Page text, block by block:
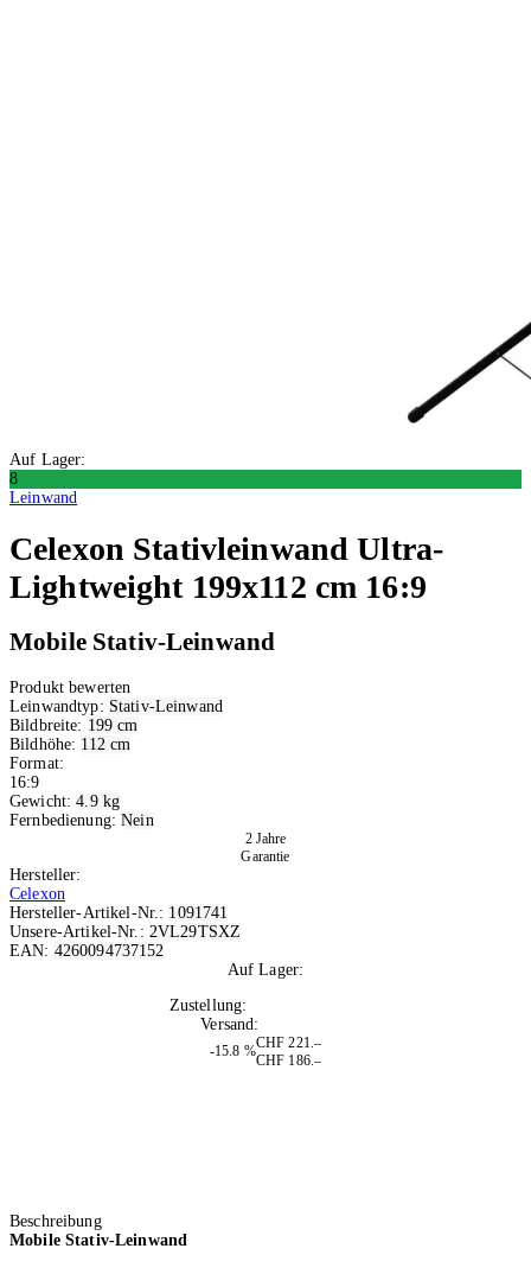
Auf Lager:
8
Leinwand
Celexon Stativleinwand Ultra-
Lightweight 199x112 cm 16:9
Mobile Stativ-Leinwand
Produkt bewerten
Leinwandtyp: Stativ-Leinwand
Bildbreite: 199 cm
Bildhöhe: 112 cm
Format:
16:9
Gewicht:4.9 kg
Fernbedienung:Nein
2 Jahre
Garantie
Hersteller:
Celexon
Hersteller-Artikel-Nr.: 1091741
Unsere-Artikel-Nr.: 2VL29TSXZ
EAN: 4260094737152
Auf Lager:
Zustellung:
Versand:
-15.8 %
CHF 221.–
CHF 186.–
Beschreibung
Mobile Stativ-Leinwand